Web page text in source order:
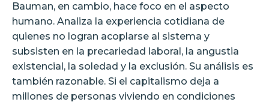
Bauman, en cambio, hace foco en el aspecto
humano. Analiza la experiencia cotidiana de
quienes no logran acoplarse al sistema y
subsisten en la precariedad laboral, la angustia
existencial, la soledad y la exclusión. Su análisis es
también razonable. Si el capitalismo deja a
millones de personas viviendo en condiciones